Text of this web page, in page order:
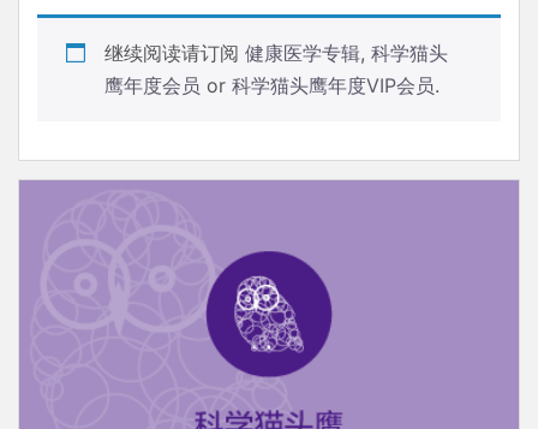
继续阅读请订阅 健康医学专辑, 科学猫头
鹰年度会员 or 科学猫头鹰年度VIP会员.